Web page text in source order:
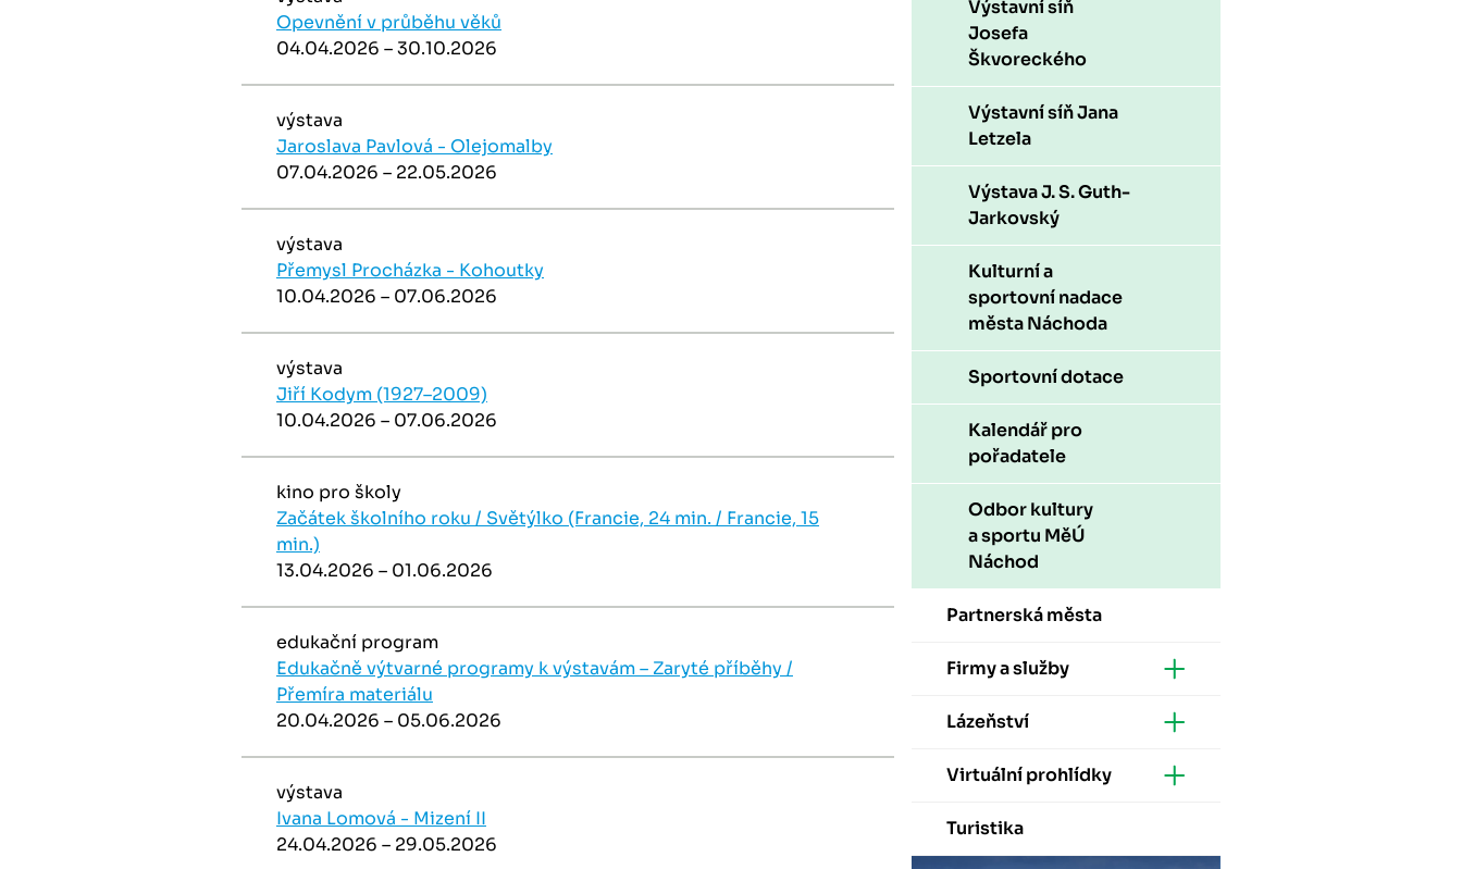
Opevnění v průběhu věků
04.04.2026 – 30.10.2026
výstava
Jaroslava Pavlová - Olejomalby
07.04.2026 – 22.05.2026
výstava
Přemysl Procházka - Kohoutky
10.04.2026 – 07.06.2026
výstava
Jiří Kodym (1927–2009)
10.04.2026 – 07.06.2026
kino pro školy
Začátek školního roku / Světýlko (Francie, 24 min. / Francie, 15
min.)
13.04.2026 – 01.06.2026
edukační program
Edukačně výtvarné programy k výstavám – Zaryté příběhy /
Přemíra materiálu
20.04.2026 – 05.06.2026
výstava
Ivana Lomová - Mizení II
24.04.2026 – 29.05.2026
Výstavní síň
Josefa
Škvoreckého
Výstavní síň Jana
Letzela
Výstava J. S. Guth-
Jarkovský
Kulturní a
sportovní nadace
města Náchoda
Sportovní dotace
Kalendář pro
pořadatele
Odbor kultury
a sportu MěÚ
Náchod
Partnerská města
Firmy a služby
Lázeňství
Virtuální prohlídky
Turistika